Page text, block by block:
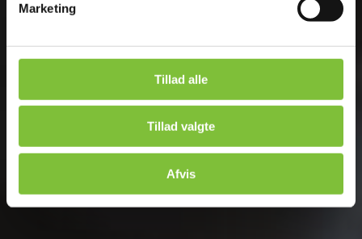
Marketing
Tillad alle
Tillad valgte
Afvis